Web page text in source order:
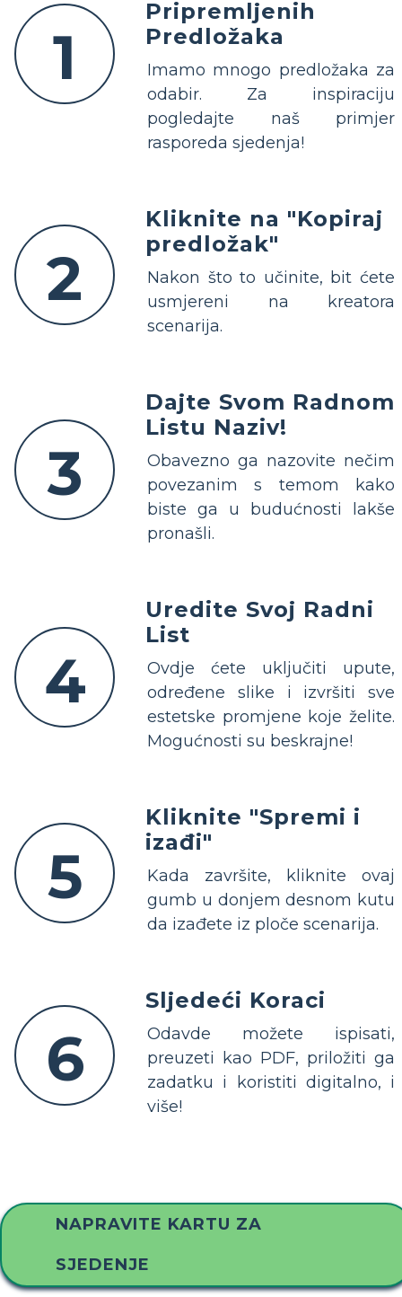
1
Pripremljenih
Predložaka
Imamo mnogo predložaka za
odabir. Za inspiraciju
pogledajte naš primjer
rasporeda sjedenja!
2
Kliknite na "Kopiraj
predložak"
Nakon što to učinite, bit ćete
usmjereni na kreatora
scenarija.
3
Dajte Svom Radnom
Listu Naziv!
Obavezno ga nazovite nečim
povezanim s temom kako
biste ga u budućnosti lakše
pronašli.
4
Uredite Svoj Radni
List
Ovdje ćete uključiti upute,
određene slike i izvršiti sve
estetske promjene koje želite.
Mogućnosti su beskrajne!
5
Kliknite "Spremi i
izađi"
Kada završite, kliknite ovaj
gumb u donjem desnom kutu
da izađete iz ploče scenarija.
6
Sljedeći Koraci
Odavde možete ispisati,
preuzeti kao PDF, priložiti ga
zadatku i koristiti digitalno, i
više!
NAPRAVITE KARTU ZA
SJEDENJE